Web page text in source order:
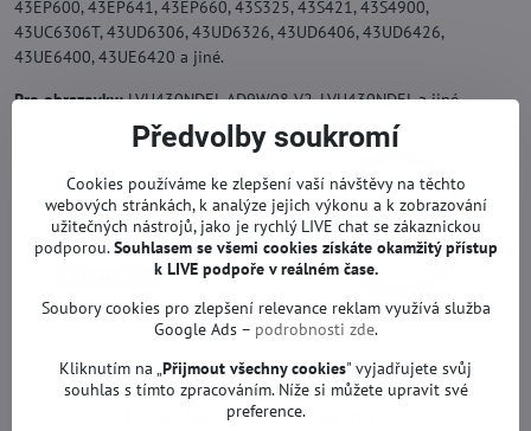
43EP600, 43EP641, 43EP660, 43S325, 43S421, 43S4900,
43UC6306T, 43UD6306, 43UD6326, 43UD6406, 43UD6426,
43UE6400, 43UE6420 a jiné.
Pro obrazovky:LVU430NDEL AD9W08 V2, LVU430NDEL a jiné.
Poradna: Nejde obraz na TV
Předvolby soukromí
Cookies používáme ke zlepšení vaší návštěvy na těchto
webových stránkách, k analýze jejich výkonu a k zobrazování
užitečných nástrojů, jako je rychlý LIVE chat se zákaznickou
podporou.Souhlasem se všemi cookies získáte okamžitý přístup
k LIVE podpoře v reálném čase.
Soubory cookies pro zlepšení relevance reklam využívá služba
Google Ads – podrobnosti zde.
Kliknutím na „ Přijmout všechny cookies" vyjadřujete svůj
souhlas s tímto zpracováním. Níže si můžete upravit své
preference.